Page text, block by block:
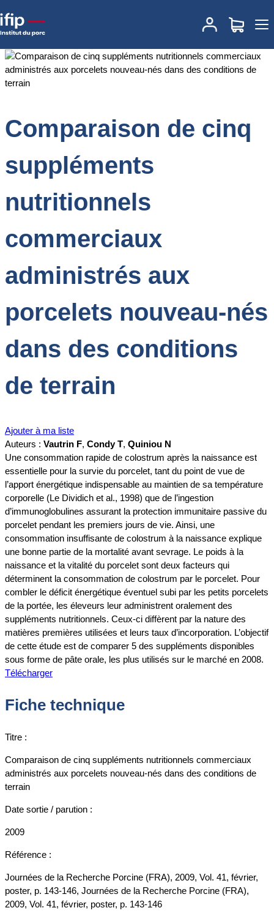
Accueil
Comparaison de cinq suppléments
nutritionnels commerciaux administrés aux porcelets nouveau-
Comparaison de cinq
suppléments
nutritionnels
commerciaux
administrés aux
porcelets nouveau-nés
dans des conditions
de terrain
Ajouter à ma liste
Auteurs : Vautrin F, Condy T, Quiniou N
Une consommation rapide de colostrum après la naissance est
essentielle pour la survie du porcelet, tant du point de vue de
l’apport énergétique indispensable au maintien de sa température
corporelle (Le Dividich et al., 1998) que de l’ingestion
d’immunoglobulines assurant la protection immunitaire passive du
porcelet pendant les premiers jours de vie. Ainsi, une
consommation insuffisante de colostrum à la naissance explique
une bonne partie de la mortalité avant sevrage. Le poids à la
naissance et la vitalité du porcelet sont deux facteurs qui
déterminent la consommation de colostrum par le porcelet. Pour
combler le déficit énergétique éventuel subi par les petits porcelets
de la portée, les éleveurs leur administrent oralement des
suppléments nutritionnels. Ceux-ci diffèrent par la nature des
matières premières utilisées et leurs taux d’incorporation. L’objectif
de cette étude est de comparer 5 des suppléments disponibles
sous forme de pâte orale, les plus utilisés sur le marché en 2008.
Télécharger
Fiche technique
Titre :
Comparaison de cinq suppléments nutritionnels commerciaux
administrés aux porcelets nouveau-nés dans des conditions de
terrain
Date sortie / parution :
2009
Référence :
Journées de la Recherche Porcine (FRA), 2009, Vol. 41, février,
poster, p. 143-146, Journées de la Recherche Porcine (FRA),
2009, Vol. 41, février, poster, p. 143-146